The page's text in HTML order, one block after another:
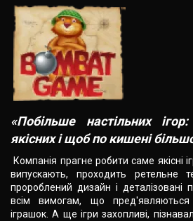
«Побільше настільних
якісних і щоб по кишені
Компанія прагне робити саме якісні
випускають, проходить ретельне
пророблений дизайн і деталізовані
всім вимогам, що
іграшок. А ще ігри захопливі,